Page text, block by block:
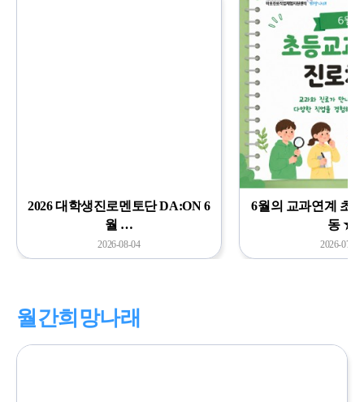
2026 대학생진로멘토단 DA:ON 6
월 …
2026-08-04
6월의 교과연계 초
동 ★
2026-07-25
월간희망나래